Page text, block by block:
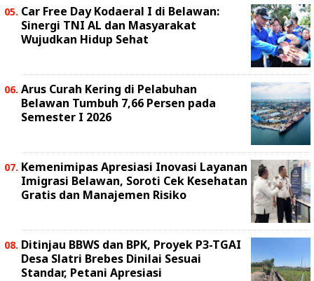
Car Free Day Kodaeral I di Belawan:
Sinergi TNI AL dan Masyarakat
Wujudkan Hidup Sehat
Arus Curah Kering di Pelabuhan
Belawan Tumbuh 7,66 Persen pada
Semester I 2026
Kemenimipas Apresiasi Inovasi Layanan
Imigrasi Belawan, Soroti Cek Kesehatan
Gratis dan Manajemen Risiko
Ditinjau BBWS dan BPK, Proyek P3-TGAI
Desa Slatri Brebes Dinilai Sesuai
Standar, Petani Apresiasi